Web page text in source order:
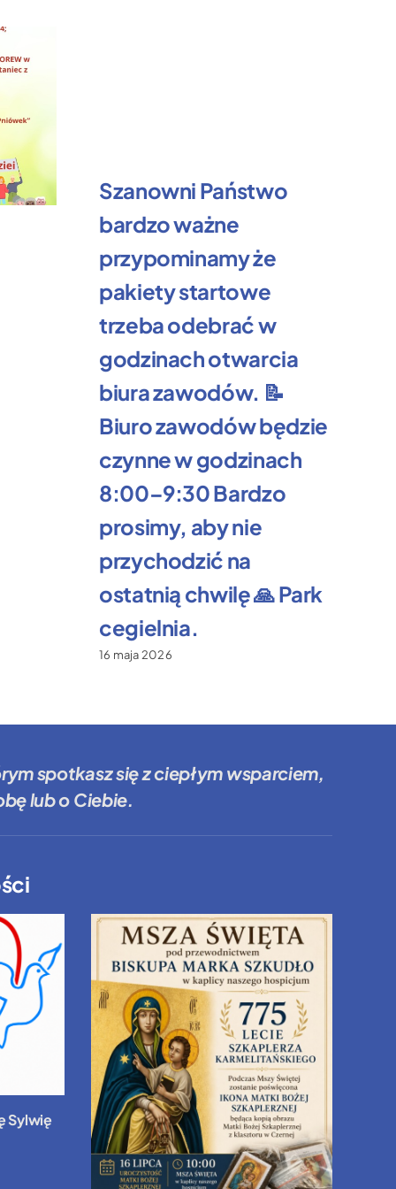
Szanowni Państwo
bardzo ważne
przypominamy że
pakiety startowe
trzeba odebrać w
godzinach otwarcia
biura zawodów. 📝
Biuro zawodów będzie
czynne w godzinach
8:00–9:30 Bardzo
prosimy, aby nie
przychodzić na
ostatnią chwilę 🙏 Park
cegielnia.
16 maja 2026
spotkasz się z ciepłym wsparciem,
lub o Ciebie.
Sylwię